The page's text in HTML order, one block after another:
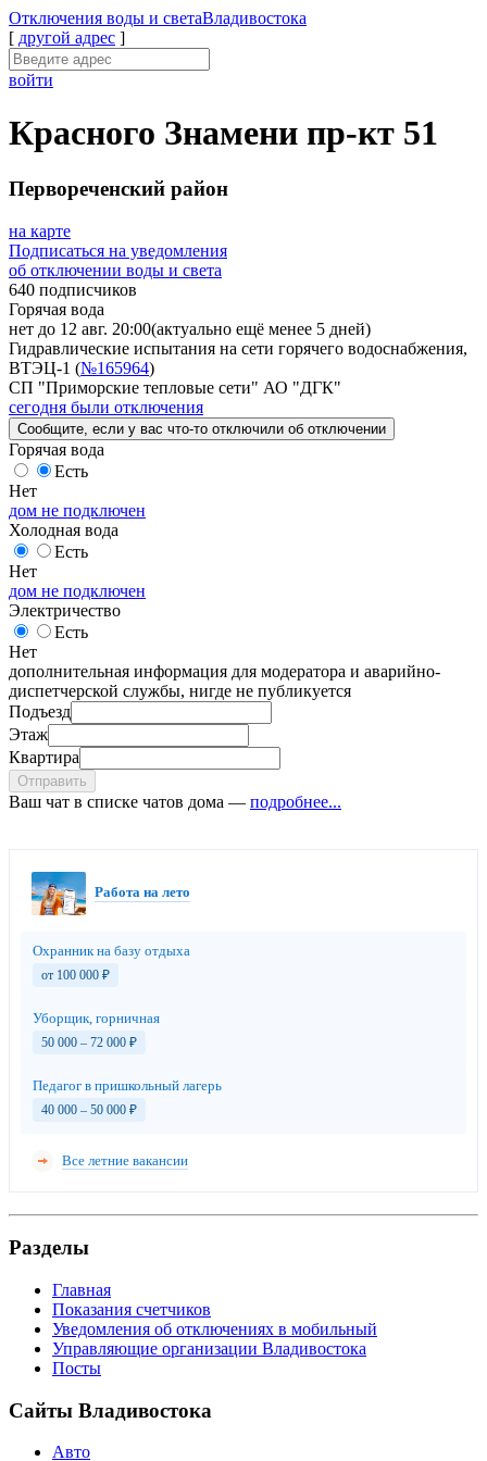
Отключения воды и светаВладивостока
[ другой адрес ]
войти
Красного Знамени пр-кт 51
Первореченский район
на карте
Подписаться на уведомления
об отключении воды и света
640 подписчиков
Горячая вода
нет до 12 авг. 20:00(актуально ещё менее 5 дней)
Гидравлические испытания на сети горячего водоснабжения,
ВТЭЦ-1 (№165964)
СП "Приморские тепловые сети" АО "ДГК"
сегодня были отключения
Сообщите , если у вас что-то отключили об отключении
Горячая вода
Есть
Нет
дом не подключен
Холодная вода
Есть
Нет
дом не подключен
Электричество
Есть
Нет
дополнительная информация для модератора и аварийно-
диспетчерской службы, нигде не публикуется
Подъезд
Этаж
Квартира
Отправить
Ваш чат в списке чатов дома — подробнее...
Работа на лето
Охранник на базу отдыха
от 100 000 ₽
Уборщик, горничная
50 000 – 72 000 ₽
Педагог в пришкольный лагерь
40 000 – 50 000 ₽
Все летние вакансии
Разделы
Главная
Показания счетчиков
Уведомления об отключениях в мобильный
Управляющие организации Владивостока
Посты
Сайты Владивостока
Авто